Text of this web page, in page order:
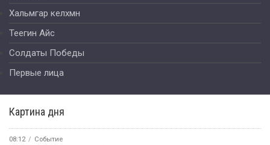
Хальмгар келхмн
Теегин Айс
Солдаты Победы
Первые лица
Картина дня
08:12 Событие